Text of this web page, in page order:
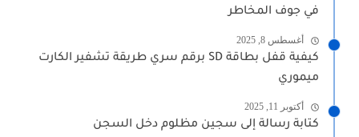
في جوف المخاطر
أغسطس 8, 2025
كيفية قفل بطاقة SD برقم سري طريقة تشفير الكارت
ميموري
أكتوبر 11, 2025
كتابة رسالة إلى سجين مظلوم دخل السجن